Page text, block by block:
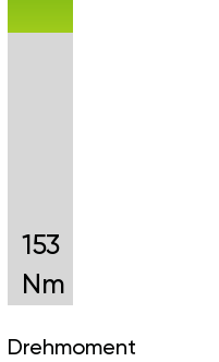
153
Nm
Drehmoment